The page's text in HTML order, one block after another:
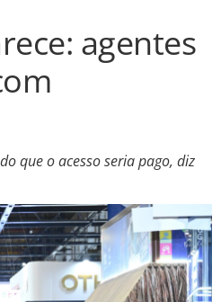
agentes
que o acesso seria pago, diz